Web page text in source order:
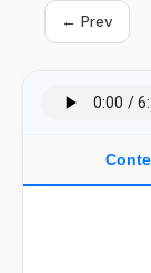
← Prev